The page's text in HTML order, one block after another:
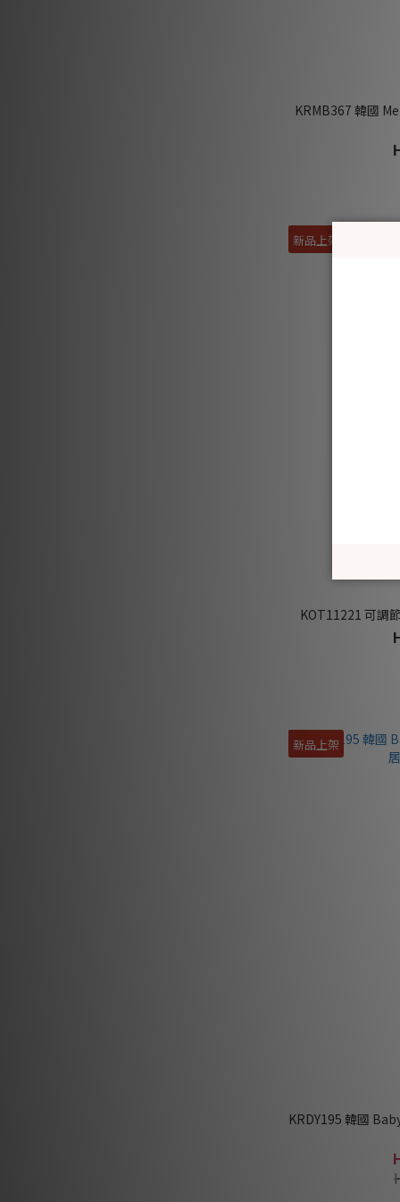
KRMB367 韓國
新品上架
KOT11221 可調
新品上架
KRDY195 韓國